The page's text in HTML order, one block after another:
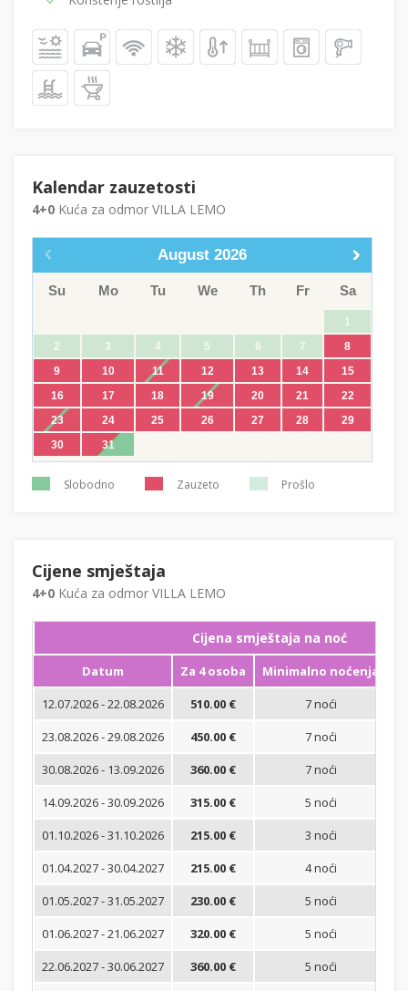
Kalendar zauzetosti
4+0 Kuća za odmor VILLA LEMO
August 2026
Su Mo Tu We Th Fr Sa
1
2
3 4 5 6 7
8
9
10 11 12 13 14
15
16
17 18 19 20 21
22
23
24 25 26 27 28
29
30
31
Slobodno Zauzeto Prošlo
Cijene smještaja
4+0 Kuća za odmor VILLA LEMO
Cijena smještaja na noć
Datum Za 4 osoba
Minimalno noćenja
12.07.2026 - 22.08.2026
510.00 € 7 noći
23.08.2026 - 29.08.2026
450.00 € 7 noći
30.08.2026 - 13.09.2026
360.00 € 7 noći
14.09.2026 - 30.09.2026
315.00 € 5 noći
01.10.2026 - 31.10.2026
215.00 € 3 noći
01.04.2027 - 30.04.2027
215.00 € 4 noći
01.05.2027 - 31.05.2027
230.00 € 5 noći
01.06.2027 - 21.06.2027
320.00 € 5 noći
22.06.2027 - 30.06.2027
360.00 € 5 noći